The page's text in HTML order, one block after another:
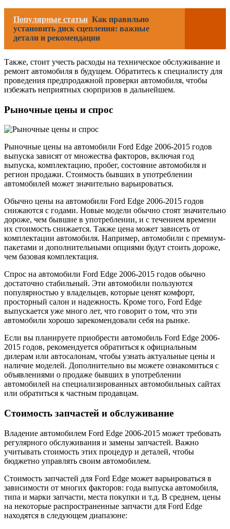
Популярные статьи Как правильно
установить диск сцепления: важные
детали и рекомендации
Также, стоит учесть расходы на техническое обслуживание и
ремонт автомобиля в будущем. Обратитесь к специалисту для
проведения предпродажной проверки автомобиля, чтобы
избежать неприятных сюрпризов в дальнейшем.
Рыночные цены и спрос
Рыночные цены на автомобили Ford Edge 2006-2015 годов
выпуска зависят от множества факторов, включая год
выпуска, комплектацию, пробег, состояние автомобиля и
регион продажи. Стоимость бывших в употреблении
автомобилей может значительно варьироваться.
Обычно цены на автомобили Ford Edge 2006-2015 годов
снижаются с годами. Новые модели обычно стоят значительно
дороже, чем бывшие в употреблении, и с течением времени
их стоимость снижается. Также цена может зависеть от
комплектации автомобиля. Например, автомобили с премиум-
пакетами и дополнительными опциями будут стоить дороже,
чем базовая комплектация.
Спрос на автомобили Ford Edge 2006-2015 годов обычно
достаточно стабильный. Эти автомобили пользуются
популярностью у владельцев, которые ценят комфорт,
просторный салон и надежность. Кроме того, Ford Edge
выпускается уже много лет, что говорит о том, что эти
автомобили хорошо зарекомендовали себя на рынке.
Если вы планируете приобрести автомобиль Ford Edge 2006-
2015 годов, рекомендуется обратиться к официальным
дилерам или автосалонам, чтобы узнать актуальные цены и
наличие моделей. Дополнительно вы можете ознакомиться с
объявлениями о продаже бывших в употреблении
автомобилей на специализированных автомобильных сайтах
или обратиться к частным продавцам.
Стоимость запчастей и обслуживание
Владение автомобилем Ford Edge 2006-2015 может требовать
регулярного обслуживания и замены запчастей. Важно
учитывать стоимость этих процедур и деталей, чтобы
бюджетно управлять своим автомобилем.
Стоимость запчастей для Ford Edge может варьироваться в
зависимости от многих факторов: года выпуска автомобиля,
типа и марки запчасти, места покупки и т.д. В среднем, цены
на некоторые распространенные запчасти для Ford Edge
находятся в следующем диапазоне: